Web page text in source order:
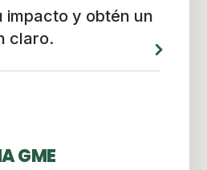
impacto y obtén un
claro.
GME